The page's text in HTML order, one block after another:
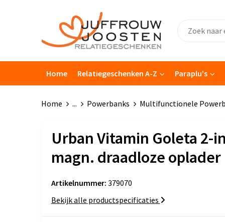
Home Relatiegeschenken A-Z Paraplu's
Home ... Powerbanks Multifunctionele
Urban Vitamin Goleta 2-
magn. draadloze oplader
Artikelnummer: 379070
Bekijk alle productspecificaties